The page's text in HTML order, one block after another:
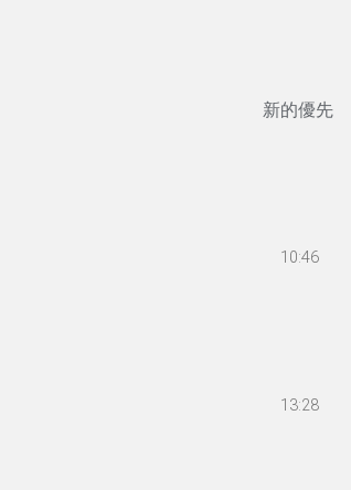
新的優先
10:46
13:28